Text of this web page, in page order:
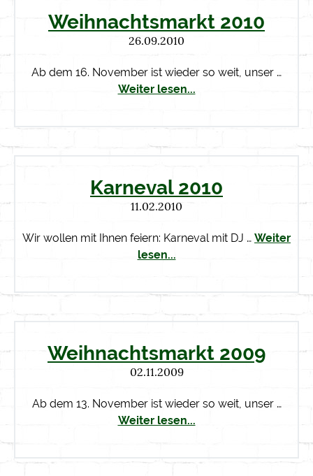
Weihnachtsmarkt 2010
26.09.2010
Ab dem 16. November ist wieder so weit, unser …
Weiter lesen...
Karneval 2010
11.02.2010
Wir wollen mit Ihnen feiern: Karneval mit DJ … Weiter
lesen...
Weihnachtsmarkt 2009
02.11.2009
Ab dem 13. November ist wieder so weit, unser …
Weiter lesen...